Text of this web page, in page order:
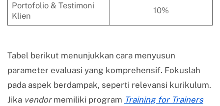
Portofolio & Testimoni
Klien
10%
Tabel berikut menunjukkan cara menyusun
parameter evaluasi yang komprehensif. Fokuslah
pada aspek berdampak, seperti relevansi kurikulum.
Jika vendormemiliki program Training for Trainers